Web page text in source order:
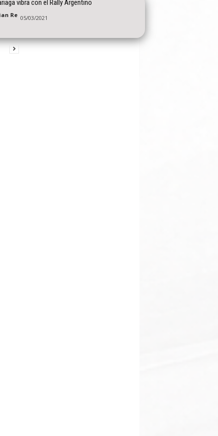
vibra con el Rally Argentino
Re 05/03/2021